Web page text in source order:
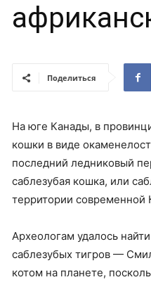
Поделиться
На юге Канады, в
кошки в виде
последний ледниковый
саблезубая кошка, или
территории
Археологам удалось
саблезубых тигров —
котом на планете,